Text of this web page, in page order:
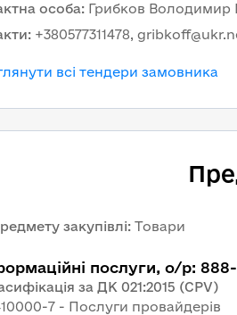
особа: Грибков Володимир
: +380577311478,
всі тендери замовника
закупівлі: Товари
послуги, о/р:
за ДК 021:2015 (CPV)
7 - Послуги провайдерів